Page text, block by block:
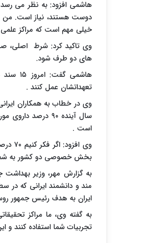
هاشمی افزود: به نظر می رسد
دوست هستند، نیاز است. من
خیلی مهم است که مراکز
وی تاکید کرد: شرط اصلی،
های دو طرف شود.
تعهداتشان عمل کنند .
است .
بخش خصوصی دو کشور به
به گزارش مهر، وزیر
مند و دانشمند ایرانی که در
ایران به هدف رئیس جمهور
به گفته وی، ما مراکز
تجربیات شما استفاده کنند